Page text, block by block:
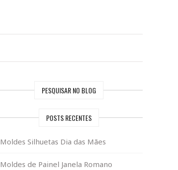
PESQUISAR NO BLOG
POSTS RECENTES
Moldes Silhuetas Dia das Mães
Moldes de Painel Janela Romano